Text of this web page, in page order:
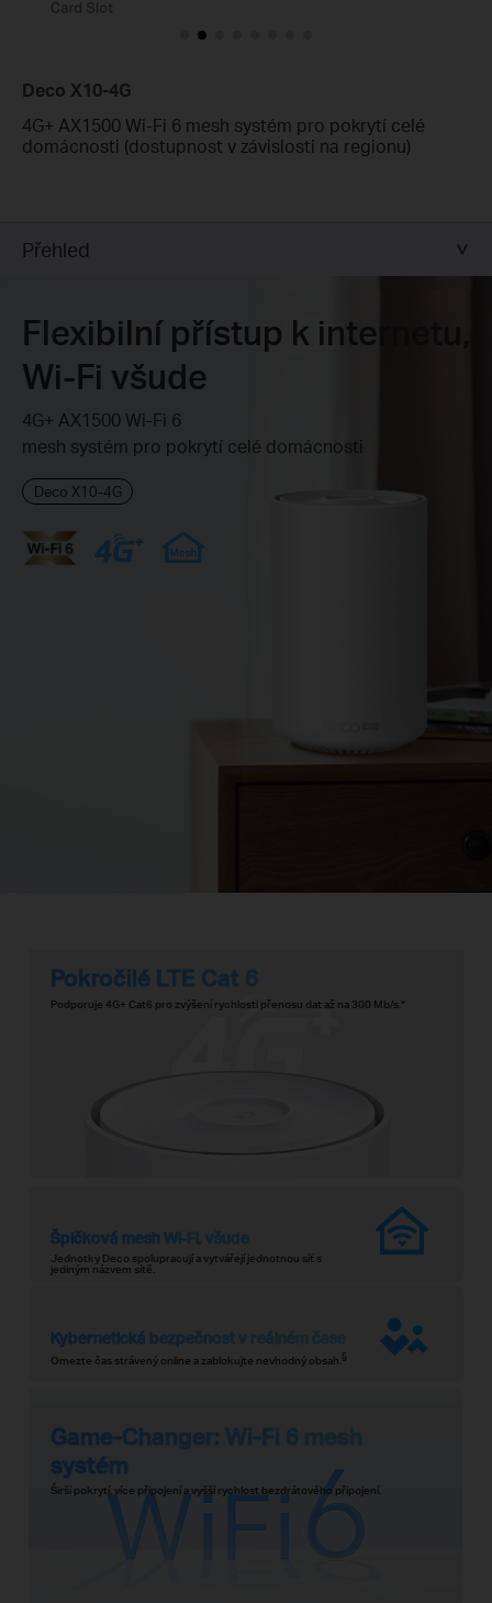
Deco X10-4G
4G+ AX1500 Wi-Fi 6 mesh systém pro pokrytí celé
domácnosti (dostupnost v závislosti na regionu)
Přehled
Flexibilní přístup k internetu,
Wi-Fi všude
4G+ AX1500 Wi-Fi 6
mesh systém pro pokrytí celé domácnosti
Deco X10-4G
Pokročilé LTE Cat 6
Podporuje 4G+ Cat6 pro zvýšení rychlosti přenosu dat až na 300 Mb/s. *
Špičková mesh Wi-Fi, všude
Jednotky Deco spolupracují a vytvářejí jednotnou síť s
jediným názvem sítě.
Kybernetická bezpečnost v reálném čase
Omezte čas strávený online a zablokujte nevhodný obsah.§
Game-Changer: Wi-Fi 6 mesh
systém
Širší pokrytí, více připojení a vyšší rychlost bezdrátového připojení.